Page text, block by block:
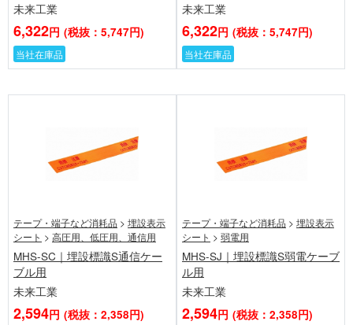
未来工業
6,322円 (税抜：5,747円)
当社在庫品
未来工業
6,322円 (税抜：5,747円)
当社在庫品
テープ・端子など消耗品 > 埋設表示
シート > 高圧用、低圧用、通信用
MHS-SC｜埋設標識S通信ケー
ブル用
未来工業
2,594円 (税抜：2,358円)
テープ・端子など消耗品 > 埋設表示
シート > 弱電用
MHS-SJ｜埋設標識S弱電ケーブ
ル用
未来工業
2,594円 (税抜：2,358円)